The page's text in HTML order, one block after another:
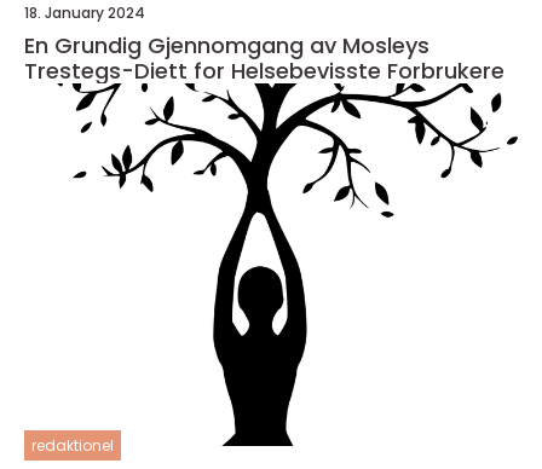
18. January 2024
En Grundig Gjennomgang av Mosleys
Trestegs-Diett for Helsebevisste Forbrukere
redaktionel